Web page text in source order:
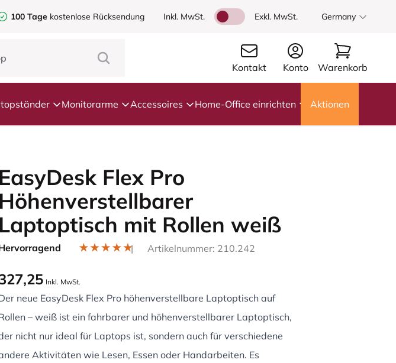
100 Tage kostenlose Rücksendung Inkl. MwSt. Exkl. MwSt. Germany
Kontakt Konto Warenkorb
Monitorarme Accessoires Home-Office einrichten Aktionen
EasyDesk Flex Pro
Höhenverstellbarer
Laptoptisch mit Rollen weiß
| Artikelnummer: 210.242
Inkl. MwSt.
neue EasyDesk Flex Pro höhenverstellbare Laptop­tisch auf
– weiß ist ein fahrbarer und höhenverstellbarer Laptop­tisch,
nicht nur ideal für Laptops ist, sondern auch für verschiedene
Aktivitäten wie Lesen, Essen oder Handarbeiten. Es